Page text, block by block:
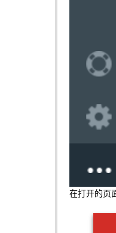
在打开的页